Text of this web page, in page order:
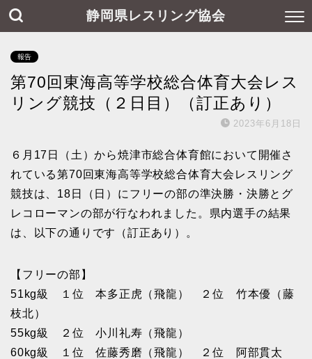
静岡県レスリング協会
報告
第70回東海高等学校総合体育大会レス
リング競技（２日目）（訂正あり）
2023年6月18日
６月17日（土）から焼津市総合体育館において開催さ
れている第70回東海高等学校総合体育大会レスリング
競技は、18日（日）にフリーの部の準決勝・決勝とグ
レコローマンの部が行なわれました。県内選手の結果
は、以下の通りです（訂正あり）。
【フリーの部】
51kg級 １位 本多正虎（飛龍） ２位 竹本優（藤
枝北）
55kg級 ２位 小川礼寿（飛龍）
60kg級 １位 佐藤秀磨（飛龍） ２位 阿部貫太